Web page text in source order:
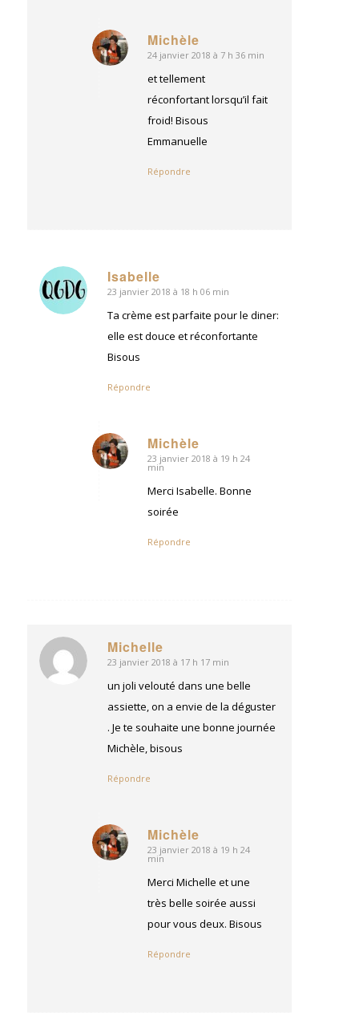
Michèle
dit
24 janvier 2018 à 7 h 36 min
et tellement
réconfortant lorsqu’il fait
froid! Bisous
Emmanuelle
Répondre
Isabelle
dit
:
23 janvier 2018 à 18 h 06 min
Ta crème est parfaite pour le diner:
elle est douce et réconfortante
Bisous
Répondre
Michèle
dit
23 janvier 2018 à 19 h 24
min
Merci Isabelle. Bonne
soirée
Répondre
Michelle
dit
:
23 janvier 2018 à 17 h 17 min
un joli velouté dans une belle
assiette, on a envie de la déguster
. Je te souhaite une bonne journée
Michèle, bisous
Répondre
Michèle
dit
23 janvier 2018 à 19 h 24
min
Merci Michelle et une
très belle soirée aussi
pour vous deux. Bisous
Répondre